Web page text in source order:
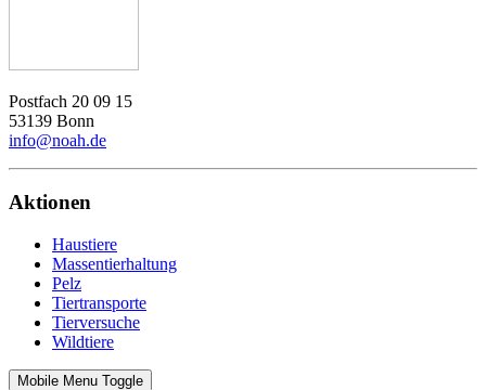
Postfach 20 09 15
53139 Bonn
info@noah.de
Aktionen
Haustiere
Massentierhaltung
Pelz
Tiertransporte
Tierversuche
Wildtiere
Mobile Menu Toggle